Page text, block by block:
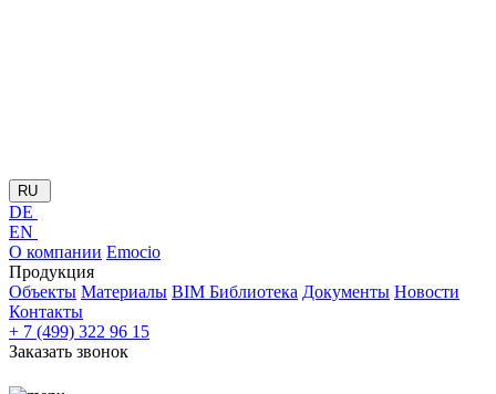
RU
DE
EN
О компании Emocio
Продукция
Объекты Материалы BIM Библиотека Документы Новости
Контакты
+ 7 (499) 322 96 15
Заказать звонок